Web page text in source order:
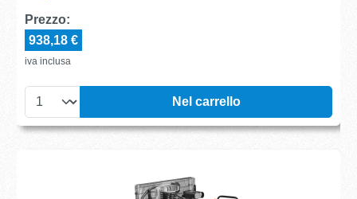
Prezzo:
938,18 €
iva inclusa
Nel carrello